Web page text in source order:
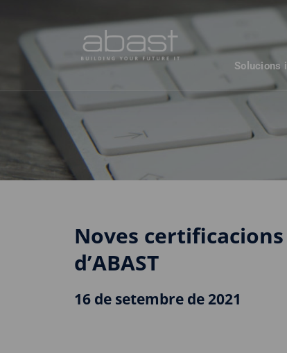
Solucions
Noves certificacions
d’ABAST
16 de setembre de 2021